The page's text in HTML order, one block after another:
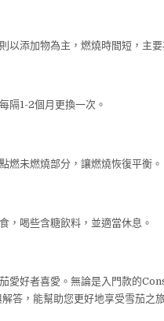
以添加物為主，燃燒時間短，主
隔1-2個月更換一次。
燃未燃燒部分，讓燃燒恢復平衡。
，喝些含糖飲料，並適當休息。
愛好者喜愛。無論是入門款的
答，能幫助您更好地享受雪茄之